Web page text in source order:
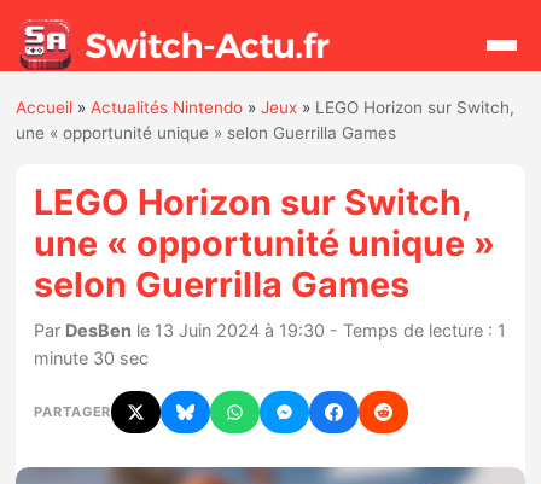
Rechercher
Actualités
Jeux
Hardware
Mises à jour
Chiffres de ventes
Accueil »Actualités Nintendo »Jeux » LEGO Horizon sur Switch,
une « opportunité unique » selon Guerrilla Games
LEGO Horizon sur Switch,
une « opportunité unique »
selon Guerrilla Games
Par DesBen le 13 Juin 2024 à 19:30 - Temps de lecture : 1
minute 30 sec
PARTAGER